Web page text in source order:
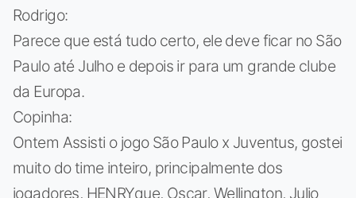
Rodrigo:
Parece que está tudo certo, ele deve ficar no São
Paulo até Julho e depois ir para um grande clube
da Europa.
Copinha:
Ontem Assisti o jogo São Paulo x Juventus, gostei
muito do time inteiro, principalmente dos
jogadores, HENRYque, Oscar, Wellington, Julio